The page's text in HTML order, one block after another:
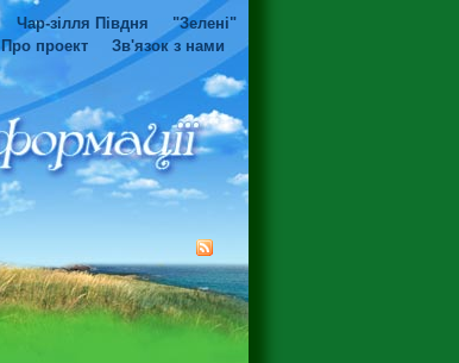
Чар-зілля Півдня
"Зелені"
Про проект Зв'язок з нами